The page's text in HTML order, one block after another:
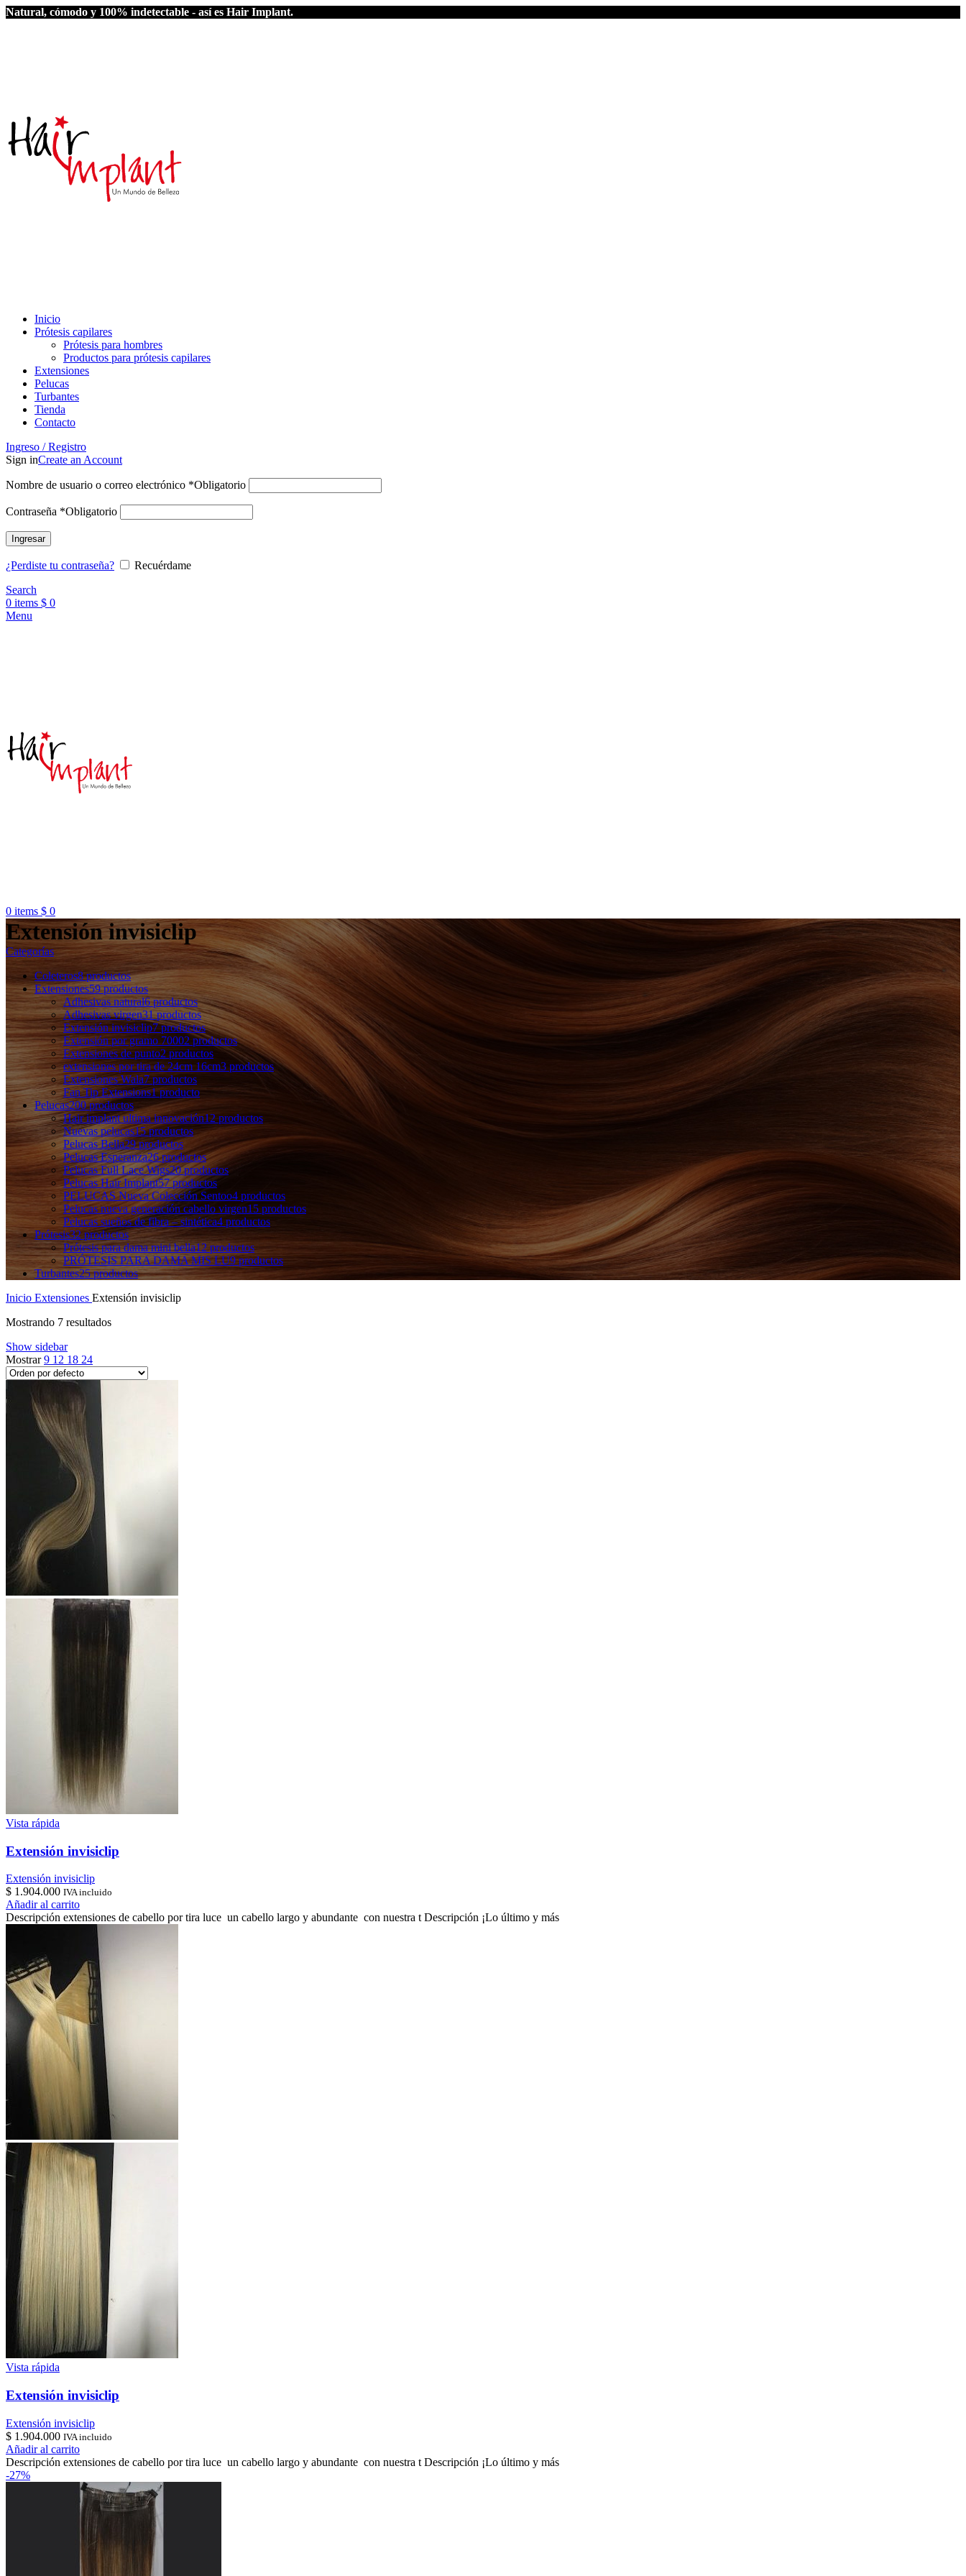
Natural, cómodo y 100% indetectable - así es Hair Implant.
Inicio
Prótesis capilares
Prótesis para hombres
Productos para prótesis capilares
Extensiones
Pelucas
Turbantes
Tienda
Contacto
Ingreso / Registro
Sign inCreate an Account
Nombre de usuario o correo electrónico *Obligatorio
Contraseña *Obligatorio
Ingresar
¿Perdiste tu contraseña?
Recuérdame
Search
0 items $ 0
Menu
0 items $ 0
Extensión invisiclip
Categorías
Coleteros8 productos
Extensiones59 productos
Adhesivas natural6 productos
Adhesivas virgen31 productos
Extensión invisiclip7 productos
Extensión por gramo 70002 productos
Extensiones de punto2 productos
extensiones por tira de 24cm 16cm3 productos
Extensiones Wala7 productos
Fan Tip Extensions1 producto
Pelucas200 productos
Hair implant ultima innovación12 productos
Nuevas pelucas15 productos
Pelucas Bella29 productos
Pelucas Esperanza26 productos
Pelucas Full Lace Wigs20 productos
Pelucas Hair Implant57 productos
PELUCAS Nueva Colección Sentoo4 productos
Pelucas nueva generación cabello virgen15 productos
Pelucas sueños de fibra – sintética4 productos
Prótesis32 productos
Prótesis para dama mini bella12 productos
PRÓTESIS PARA DAMA MIS LU9 productos
Turbantes25 productos
Inicio Extensiones Extensión invisiclip
Mostrando 7 resultados
Show sidebar
Mostrar9 12 18 24
Vista rápida
Extensión invisiclip
Extensión invisiclip
$ 1.904.000 IVA incluido
Añadir al carrito
Descripción extensiones de cabello por tira luce un cabello largo y abundante con nuestra t Descripción ¡Lo último y más
Vista rápida
Extensión invisiclip
Extensión invisiclip
$ 1.904.000 IVA incluido
Añadir al carrito
Descripción extensiones de cabello por tira luce un cabello largo y abundante con nuestra t Descripción ¡Lo último y más
-27%